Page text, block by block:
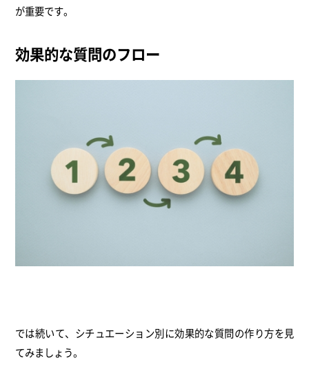
が重要です。
効果的な質問のフロー
では続いて、シチュエーション別に効果的な質問の作り方を見
てみましょう。